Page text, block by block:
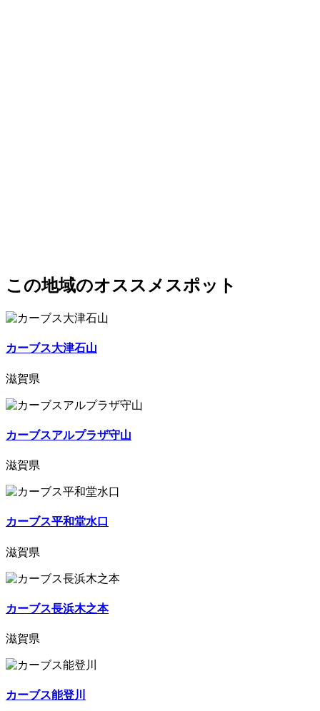
この地域のオススメスポット
カーブス大津石山
滋賀県
カーブスアルプラザ守山
滋賀県
カーブス平和堂水口
滋賀県
カーブス長浜木之本
滋賀県
カーブス能登川